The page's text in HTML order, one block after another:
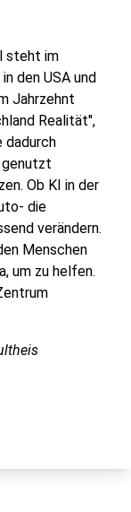
steht im
den USA und
Jahrzehnt
Realität",
dadurch
genutzt
Ob KI in der
die
verändern.
Menschen
um zu helfen.